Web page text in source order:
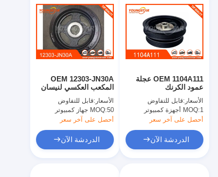
OEM 12303-JN30A
المكعب العكسي لنيسان
ممتازة
الأسعار:قابل للتفاوض
MOQ:50 جهاز كمبيوتر
أحصل على آخر سعر
الدردشة الآن
OEM 1104A111 عجلة
عمود الكرنك
كيلومتر ضمان في حزمة
محايدة
الأسعار:قابل للتفاوض
MOQ:1 أجهزة كمبيوتر
أحصل على آخر سعر
الدردشة الآن